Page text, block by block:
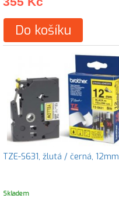
Do košíku
TZE-S631, žlutá / černá, 12mm
Skladem